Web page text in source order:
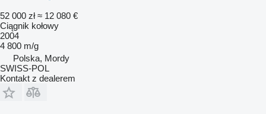
52 000 zł ≈ 12 080 €
Ciągnik kołowy
2004
4 800 m/g
Polska, Mordy
SWISS-POL
Kontakt z dealerem